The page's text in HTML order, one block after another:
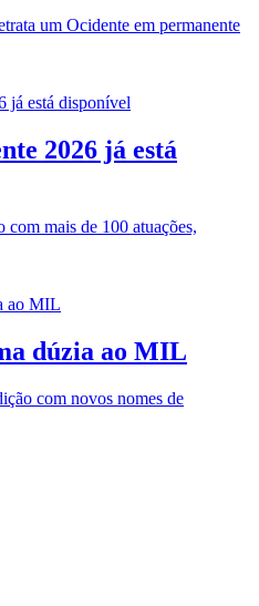
um Ocidente em permanente
2026 já está
mais de 100 atuações,
dúzia ao MIL
com novos nomes de